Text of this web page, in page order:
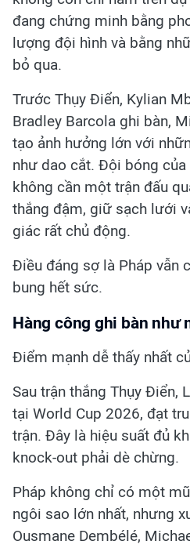
đang chứng minh bằng
lượng đội hình và bằng
bỏ qua.
Trước Thụy Điển, Kylian
Bradley Barcola ghi bàn,
tạo ảnh hưởng lớn với
như dao cắt. Đội bóng
không cần một trận đấu
thắng đậm, giữ sạch lưới
giác rất chủ động.
Điều đáng sợ là Pháp vẫn
bung hết sức.
Hàng công ghi bàn như
Điểm mạnh dễ thấy nhất
Sau trận thắng Thụy Điển,
tại World Cup 2026, đạt
trận. Đây là hiệu suất đủ
knock-out phải dè chừng.
Pháp không chỉ có một
ngôi sao lớn nhất, nhưng
Ousmane Dembélé,